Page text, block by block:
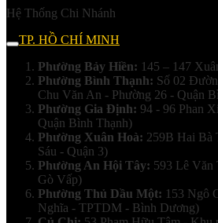
Hệ Thống Chi Nhánh
TP. HỒ CHÍ MINH
Phường Bảy Hiền: 145 – 147
Phường Bình Thạnh: Số 02
Chu Văn An - Phường 26 - Quận
Phường Gia Định: 94 - 96 Phan
Quận Bình Thạnh)
Phường Xuân Hoà: 259B Hai Bà
Sáu - Quận 3)
Phường An Hội Tây: 593 Lê Văn
Gò Vấp)
Phường Thủ Dầu Một: 153 Ngô
Nghĩa - TPTDM - Bình Dương)